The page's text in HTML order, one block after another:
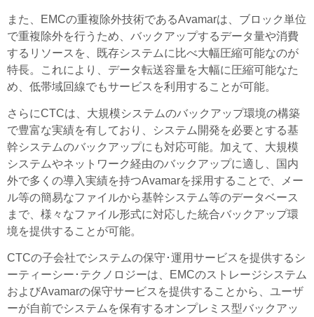
また、EMCの重複除外技術であるAvamarは、ブロック単位
で重複除外を行うため、バックアップするデータ量や消費
するリソースを、既存システムに比べ大幅圧縮可能なのが
特長。これにより、データ転送容量を大幅に圧縮可能なた
め、低帯域回線でもサービスを利用することが可能。
さらにCTCは、大規模システムのバックアップ環境の構築
で豊富な実績を有しており、システム開発を必要とする基
幹システムのバックアップにも対応可能。加えて、大規模
システムやネットワーク経由のバックアップに適し、国内
外で多くの導入実績を持つAvamarを採用することで、メー
ル等の簡易なファイルから基幹システム等のデータベース
まで、様々なファイル形式に対応した統合バックアップ環
境を提供することが可能。
CTCの子会社でシステムの保守･運用サービスを提供するシ
ーティーシー･テクノロジーは、EMCのストレージシステム
およびAvamarの保守サービスを提供することから、ユーザ
ーが自前でシステムを保有するオンプレミス型バックアッ